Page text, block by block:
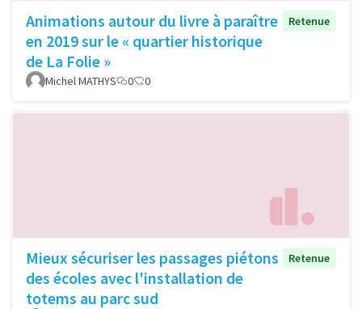
Animations autour du livre à paraître
en 2019 sur le « quartier historique
de La Folie »
Retenue
Michel MATHYS 0 0
Mieux sécuriser les passages piétons
des écoles avec l'installation de
totems au parc sud
Retenue